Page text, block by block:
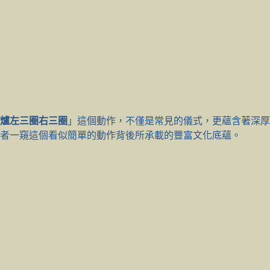
左三圈右三圈 」這個動作，不僅是常見的儀式，更蘊含著深厚
一窺這個看似簡單的動作背後所承載的豐富文化底蘊。